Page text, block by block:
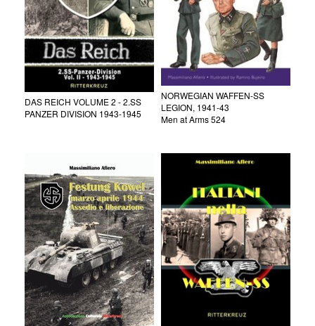
DAS REICH VOLUME 2 - 2.SS
PANZER DIVISION 1943-1945
NORWEGIAN WAFFEN-SS
LEGION, 1941-43
Men at Arms 524